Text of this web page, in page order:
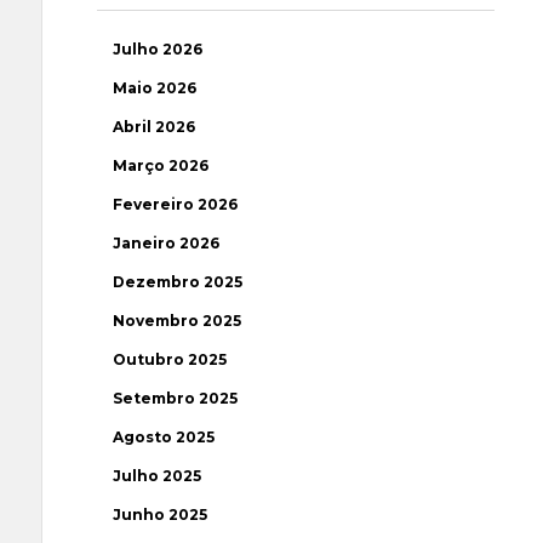
Julho 2026
Maio 2026
Abril 2026
Março 2026
Fevereiro 2026
Janeiro 2026
Dezembro 2025
Novembro 2025
Outubro 2025
Setembro 2025
Agosto 2025
Julho 2025
Junho 2025